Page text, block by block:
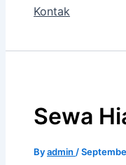
Kontak
Sewa
Byadmin /